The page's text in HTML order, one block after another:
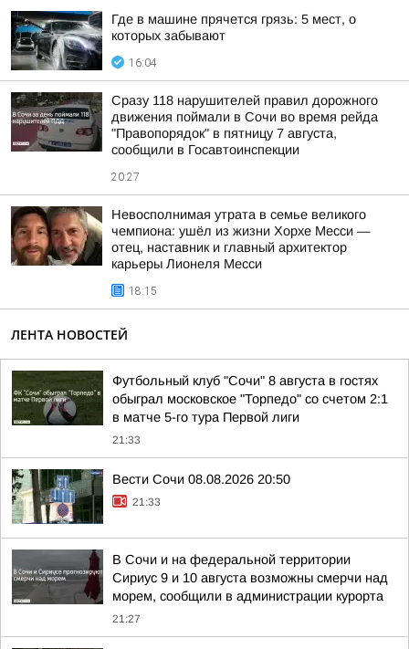
Где в машине прячется грязь: 5 мест, о
которых забывают
16:04
Сразу 118 нарушителей правил дорожного
движения поймали в Сочи во время рейда
"Правопорядок" в пятницу 7 августа,
сообщили в Госавтоинспекции
20:27
Невосполнимая утрата в семье великого
чемпиона: ушёл из жизни Хорхе Месси —
отец, наставник и главный архитектор
карьеры Лионеля Месси
18:15
ЛЕНТА НОВОСТЕЙ
Футбольный клуб "Сочи" 8 августа в гостях
обыграл московское "Торпедо" со счетом 2:1
в матче 5-го тура Первой лиги
21:33
Вести Сочи 08.08.2026 20:50
21:33
В Сочи и на федеральной территории
Сириус 9 и 10 августа возможны смерчи над
морем, сообщили в администрации курорта
21:27